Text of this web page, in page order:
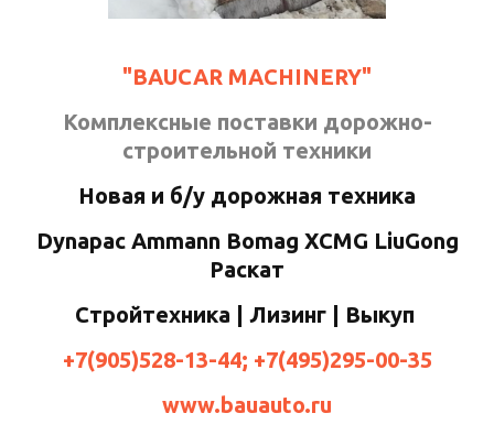
"BAUCAR MACHINERY"
Комплексные поставки дорожно-
строительной техники
Новая и б/у дорожная техника
Dynapac Ammann Bomag XCMG LiuGong
Раскат
Стройтехника | Лизинг | Выкуп
+7(905)528-13-44; +7(495)295-00-35
www.bauauto.ru